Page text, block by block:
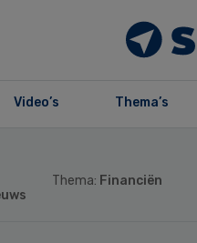
Video’s Thema’s
Thema: Financiën